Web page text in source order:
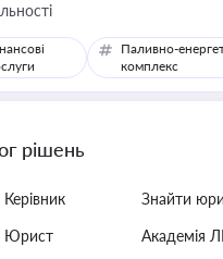
Паливно-
комплекс
рішень
Юрист
Знайти
Академія